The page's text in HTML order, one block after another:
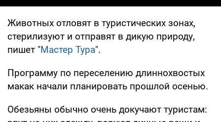
Животных отловят в туристических зонах,
стерилизуют и отправят в дикую природу,
пишет "Мастер Тура".
Программу по переселению длиннохвостых
макак начали планировать прошлой осенью.
Обезьяны обычно очень докучают туристам: